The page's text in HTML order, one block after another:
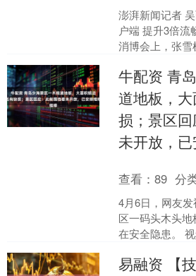
澎湃新闻记者
户端 提升3倍流
消博会上，张
牛配资 青
道地板，
损；景区
未开放，
查看：89 分
4月6日，网友
区一码头木头
在安全隐患。
位置还缺损，能
易融资 【